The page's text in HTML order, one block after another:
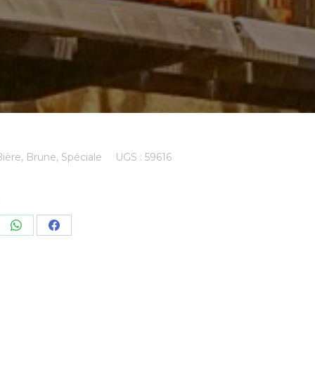
, Brune, Spéciale UGS : 59616
Share Share